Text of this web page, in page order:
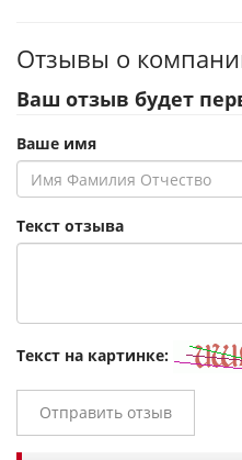
Отзывы о
Ваш отзыв будет
Ваше имя
Текст отзыва
Текст на картинке:
Отправить отзыв